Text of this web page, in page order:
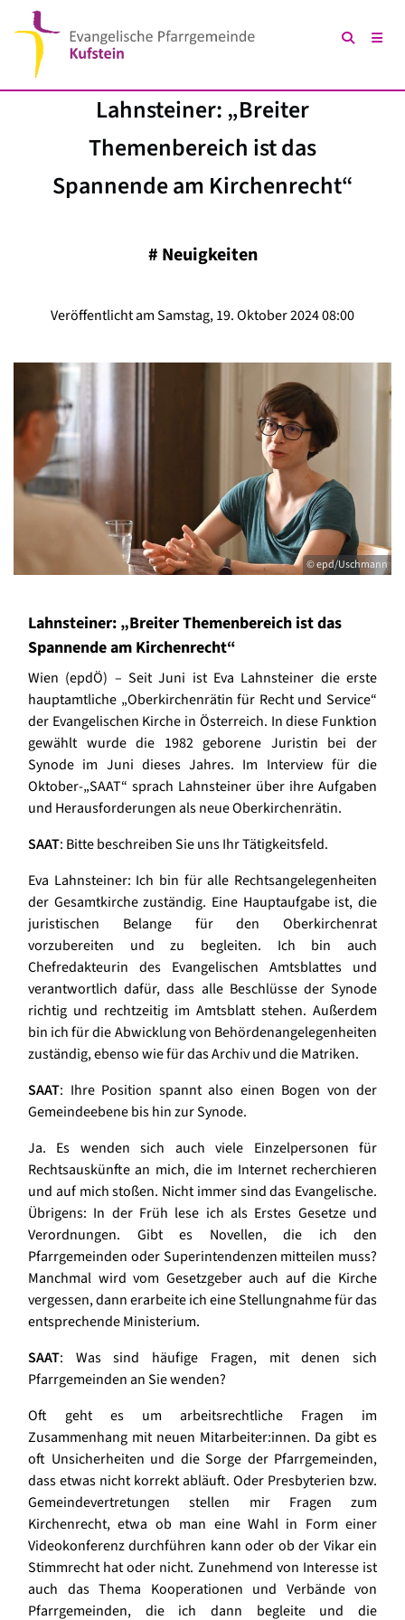
Lahnsteiner: „Breiter
Themenbereich ist das
Spannende am Kirchenrecht“
# Neuigkeiten
Veröffentlicht am Samstag, 19. Oktober 2024 08:00
© epd/Uschmann
Lahnsteiner: „Breiter Themenbereich ist das
Spannende am Kirchenrecht“
Wien (epdÖ) – Seit Juni ist Eva Lahnsteiner die erste
hauptamtliche „Oberkirchenrätin für Recht und Service“
der Evangelischen Kirche in Österreich. In diese Funktion
gewählt wurde die 1982 geborene Juristin bei der
Synode im Juni dieses Jahres. Im Interview für die
Oktober-„SAAT“ sprach Lahnsteiner über ihre Aufgaben
und Herausforderungen als neue Oberkirchenrätin.
SAAT: Bitte beschreiben Sie uns Ihr Tätigkeitsfeld.
Eva Lahnsteiner: Ich bin für alle Rechtsangelegenheiten
der Gesamtkirche zuständig. Eine Hauptaufgabe ist, die
juristischen Belange für den Oberkirchenrat
vorzubereiten und zu begleiten. Ich bin auch
Chefredakteurin des Evangelischen Amtsblattes und
verantwortlich dafür, dass alle Beschlüsse der Synode
richtig und rechtzeitig im Amtsblatt stehen. Außerdem
bin ich für die Abwicklung von Behördenangelegenheiten
zuständig, ebenso wie für das Archiv und die Matriken.
SAAT: Ihre Position spannt also einen Bogen von der
Gemeindeebene bis hin zur Synode.
Ja. Es wenden sich auch viele Einzelpersonen für
Rechtsauskünfte an mich, die im Internet recherchieren
und auf mich stoßen. Nicht immer sind das Evangelische.
Übrigens: In der Früh lese ich als Erstes Gesetze und
Verordnungen. Gibt es Novellen, die ich den
Pfarrgemeinden oder Superintendenzen mitteilen muss?
Manchmal wird vom Gesetzgeber auch auf die Kirche
vergessen, dann erarbeite ich eine Stellungnahme für das
entsprechende Ministerium.
SAAT: Was sind häufige Fragen, mit denen sich
Pfarrgemeinden an Sie wenden?
Oft geht es um arbeitsrechtliche Fragen im
Zusammenhang mit neuen Mitarbeiter:innen. Da gibt es
oft Unsicherheiten und die Sorge der Pfarrgemeinden,
dass etwas nicht korrekt abläuft. Oder Presbyterien bzw.
Gemeindevertretungen stellen mir Fragen zum
Kirchenrecht, etwa ob man eine Wahl in Form einer
Videokonferenz durchführen kann oder ob der Vikar ein
Stimmrecht hat oder nicht. Zunehmend von Interesse ist
auch das Thema Kooperationen und Verbände von
Pfarrgemeinden, die ich dann begleite und die